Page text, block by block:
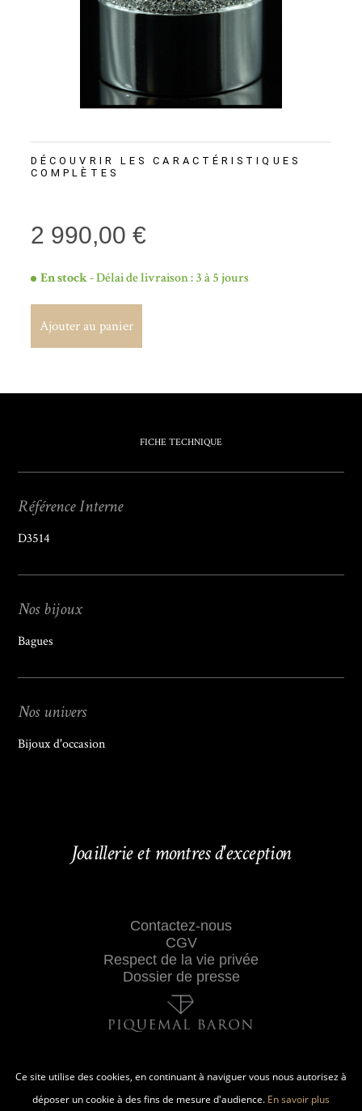
DÉCOUVRIR LES CARACTÉRISTIQUES
COMPLÈTES
2 990,00 €
En stock- Délai de livraison : 3 à 5 jours
Ajouter au panier
Ajouter au panier
FICHE TECHNIQUE
Référence Interne
D3514
Nos bijoux
Bagues
Nos univers
Bijoux d'occasion
Joaillerie et montres d'exception
Contactez-nous
CGV
Respect de la vie privée
Dossier de presse
Ce site utilise des cookies, en continuant à naviguer vous nous autorisez à
déposer un cookie à des fins de mesure d'audience. En savoir plus